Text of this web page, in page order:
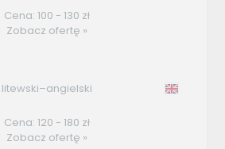
Cena: 100 - 130 zł
Zobacz ofertę »
litewski–angielski
Cena: 120 - 180 zł
Zobacz ofertę »